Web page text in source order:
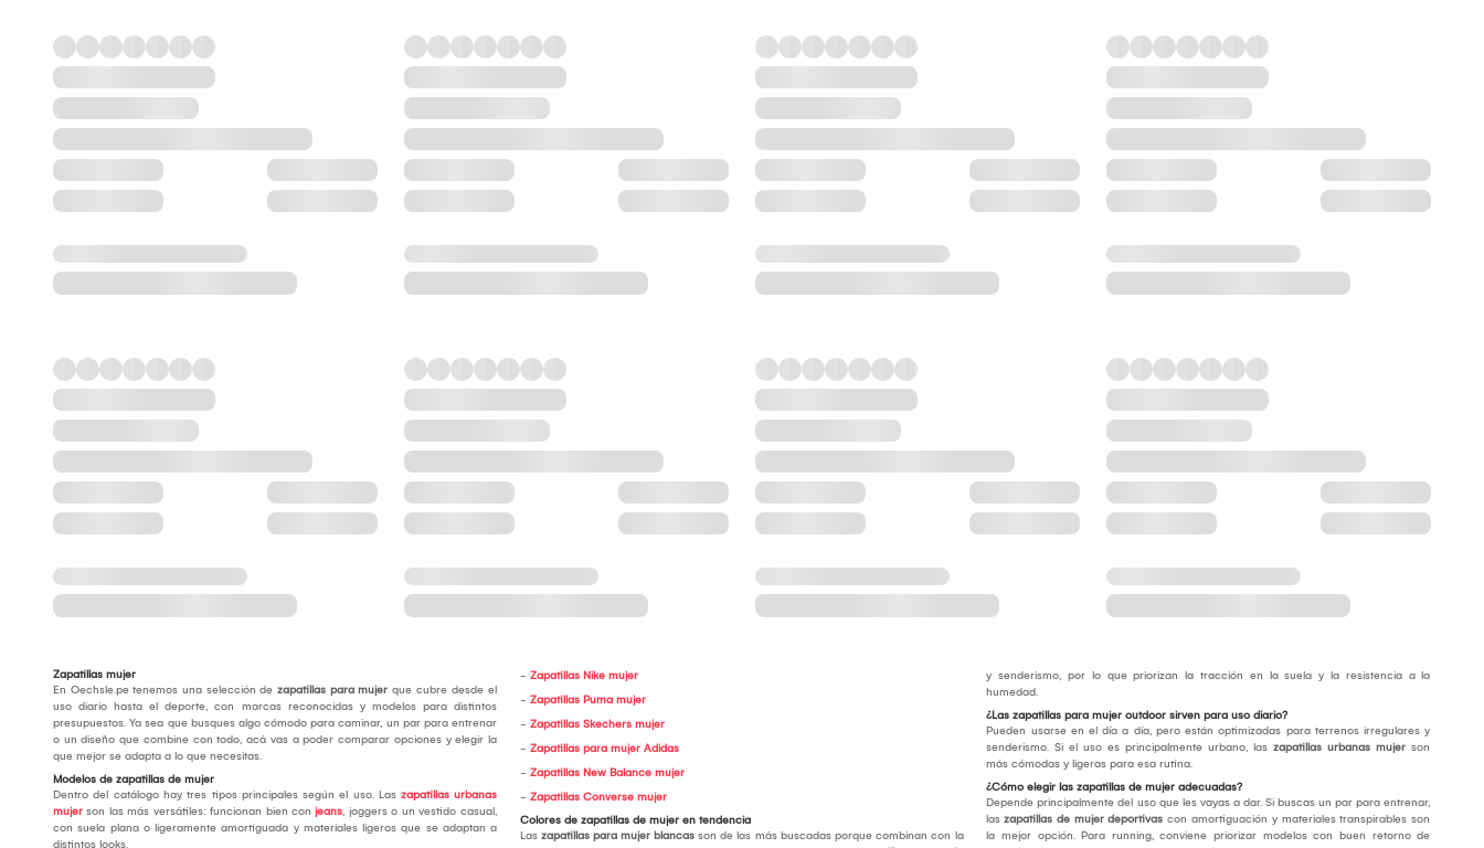
Zapatillas mujer
En Oechsle.pe tenemos una selección de zapatillas para mujer que cubre desde el
uso diario hasta el deporte, con marcas reconocidas y modelos para distintos
presupuestos. Ya sea que busques algo cómodo para caminar, un par para entrenar
o un diseño que combine con todo, acá vas a poder comparar opciones y elegir la
que mejor se adapta a lo que necesitas.
Modelos de zapatillas de mujer
Dentro del catálogo hay tres tipos principales según el uso. Las zapatillas urbanas
mujer son las más versátiles: funcionan bien con jeans, joggers o un vestido casual,
con suela plana o ligeramente amortiguada y materiales ligeros que se adaptan a
distintos looks.
- Zapatillas Nike mujer
- Zapatillas Puma mujer
- Zapatillas Skechers mujer
- Zapatillas para mujer Adidas
- Zapatillas New Balance mujer
- Zapatillas Converse mujer
Colores de zapatillas de mujer en tendencia
Las zapatillas para mujer blancasson de las más buscadas porque combinan con la
y senderismo, por lo que priorizan la tracción en la suela y la resistencia a la
humedad.
¿Las zapatillas para mujer outdoor sirven para uso diario?
Pueden usarse en el día a día, pero están optimizadas para terrenos irregulares y
senderismo. Si el uso es principalmente urbano, laszapatillas urbanas mujer son
más cómodas y ligeras para esa rutina.
¿Cómo elegir las zapatillas de mujer adecuadas?
Depende principalmente del uso que les vayas a dar. Si buscas un par para entrenar,
laszapatillas de mujer deportivas con amortiguación y materiales transpirables son
la mejor opción. Para running, conviene priorizar modelos con buen retorno de